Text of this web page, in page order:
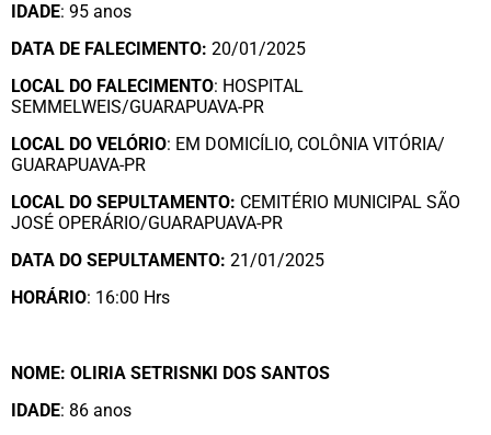
IDADE: 95 anos
DATA DE FALECIMENTO: 20/01/2025
LOCAL DO FALECIMENTO: HOSPITAL
SEMMELWEIS/GUARAPUAVA-PR
LOCAL DO VELÓRIO: EM DOMICÍLIO, COLÔNIA VITÓRIA/
GUARAPUAVA-PR
LOCAL DO SEPULTAMENTO: CEMITÉRIO MUNICIPAL SÃO
JOSÉ OPERÁRIO/GUARAPUAVA-PR
DATA DO SEPULTAMENTO: 21/01/2025
HORÁRIO: 16:00 Hrs
NOME: OLIRIA SETRISNKI DOS SANTOS
IDADE: 86 anos